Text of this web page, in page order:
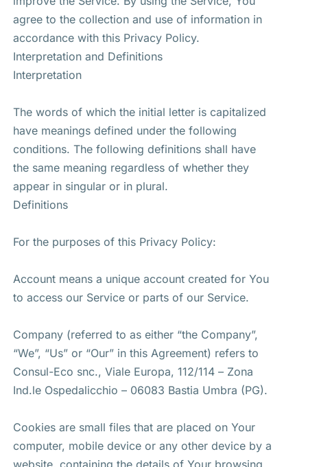
agree to the collection and use of information in
accordance with this Privacy Policy.
Interpretation and Definitions
Interpretation
The words of which the initial letter is capitalized
have meanings defined under the following
conditions. The following definitions shall have
the same meaning regardless of whether they
appear in singular or in plural.
Definitions
For the purposes of this Privacy Policy:
Account means a unique account created for You
to access our Service or parts of our Service.
Company (referred to as either “the Company”,
“We”, “Us” or “Our” in this Agreement) refers to
Consul-Eco snc., Viale Europa, 112/114 – Zona
Ind.le Ospedalicchio – 06083 Bastia Umbra (PG).
Cookies are small files that are placed on Your
computer, mobile device or any other device by a
website, containing the details of Your browsing